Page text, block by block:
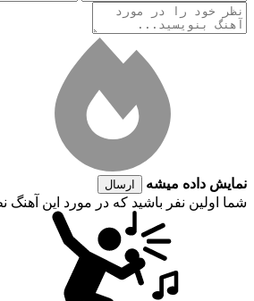
نمایش داده میشه
ارسال
شما اولین نفر باشید که در مورد این آهنگ